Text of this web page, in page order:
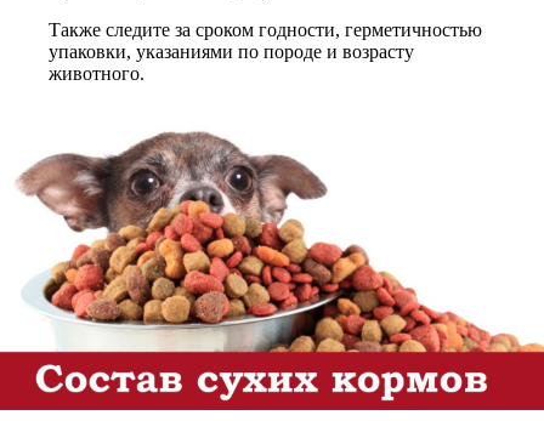
Также следите за сроком годности, герметичностью
упаковки, указаниями по породе и возрасту
животного.